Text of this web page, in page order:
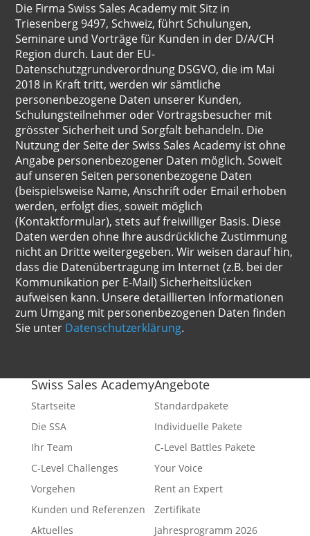
Die Firma Swiss Sales Academy mit Sitz in
Triesenberg 9497, Schweiz, führt Schulungen,
Seminare und Vorträge für Kunden in der D/A/CH
Region durch. Laut der EU-
Datenschutzgrundverordnung DSGVO, die im Mai
2018 in Kraft tritt, werden wir sämtliche
personenbezogene Daten unserer Kunden,
Schulungsteilnehmer oder Vortragsbesucher mit
grösster Sicherheit und Sorgfalt behandeln. Die
Nutzung der Seite der Swiss Sales Academy ist ohne
Angabe personenbezogener Daten möglich. Soweit
auf unseren Seiten personenbezogene Daten
(beispielsweise Name, Anschrift oder Email erhoben
werden, erfolgt dies, soweit möglich
(Kontaktformular), stets auf freiwilliger Basis. Diese
Daten werden ohne Ihre ausdrückliche Zustimmung
nicht an Dritte weitergegeben. Wir weisen darauf hin,
dass die Datenübertragung im Internet (z.B. bei der
Kommunikation per E-Mail) Sicherheitslücken
aufweisen kann. Unsere detaillierten Informationen
zum Umgang mit personenbezogenen Daten finden
Sie unter Datenschutzerklärung.
Swiss Sales Academy
Startseite
Die SSA
Ihr Team
C-Level Challenges
Vorgehen
Kunden und Referenzen
Aktuelles
Angebote
Standardpakete
Individuelle Pakete
C-Level Battles Pakete
Your Voice
Rent an Expert
Zertifikate
Jahresprogramm 2026